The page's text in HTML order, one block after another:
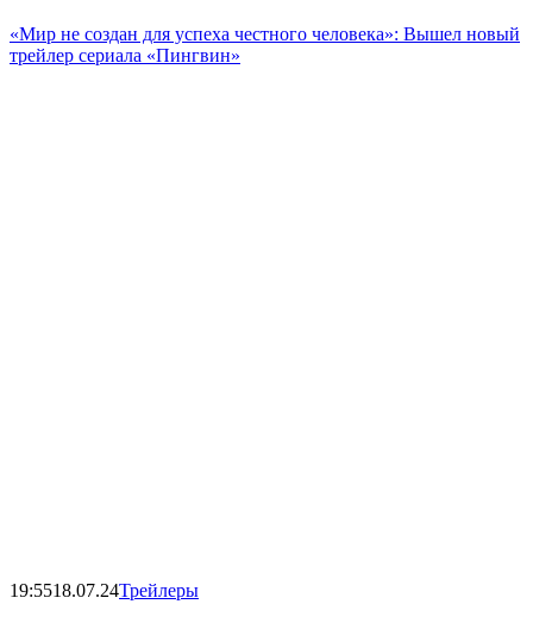
«Мир не создан для успеха честного человека»: Вышел новый
трейлер сериала «Пингвин»
19:5518.07.24Трейлеры